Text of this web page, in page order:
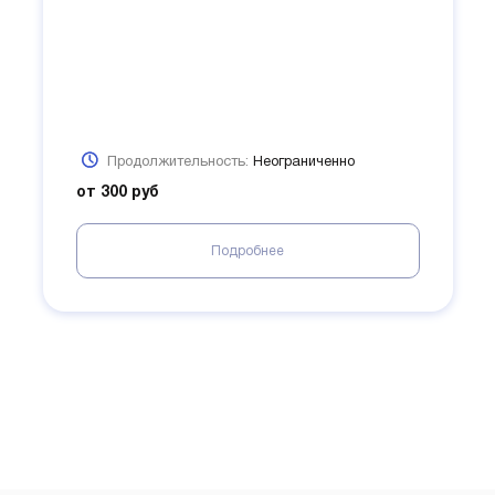
Продолжительность: Неограниченно
от 300 руб
Подробнее